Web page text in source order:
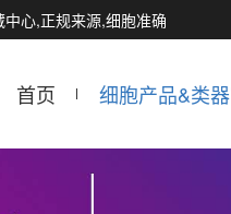
心,正规来源,细胞准确
首页 细胞产品&类